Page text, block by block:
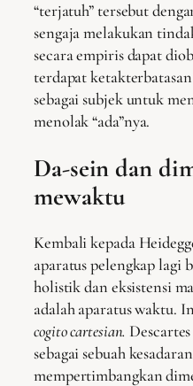
“terjatuh” tersebut
sengaja melakukan
secara empiris dapat
terdapat
sebagai subjek untuk
menolak “ada”nya.
Da-sein dan
mewaktu
Kembali kepada
aparatus pelengkap lagi
holistik dan eksistensi
adalah aparatus waktu.
cogito cartesian.
sebagai sebuah
mempertimbangkan